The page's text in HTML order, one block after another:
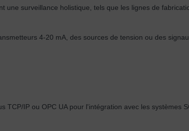
une surveillance holistique, tels que les lignes de
4-20 mA, des sources de tension ou des
TCP/IP ou OPC UA pour l'intégration avec les systèmes